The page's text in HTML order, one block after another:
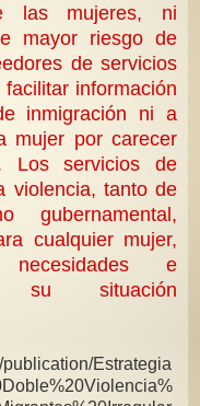
las mujeres, ni
mayor riesgo de
de servicios
información
inmigración ni a
mujer por carecer
Los servicios de
violencia, tanto de
gubernamental,
cualquier mujer,
e
su situación
Estrategia